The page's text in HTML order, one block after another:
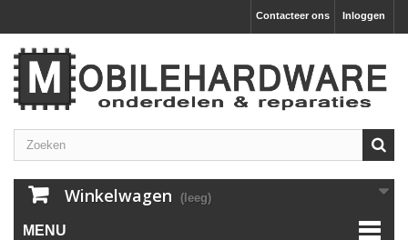
Inloggen
Contacteer ons
Winkelwagen (leeg)
MENU